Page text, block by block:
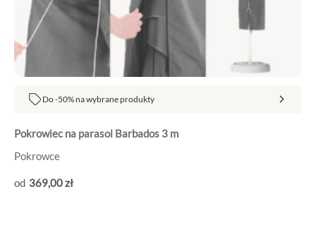
Do -50% na wybrane produkty
Pokrowiec na parasol Barbados 3 m
Pokrowce
369,00zł